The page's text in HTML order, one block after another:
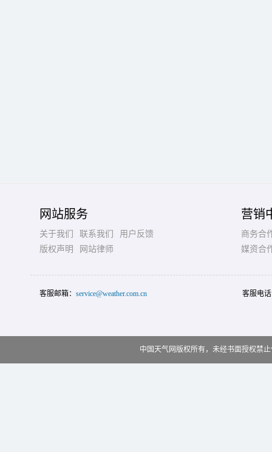
网站服务
关于我们 联系我们
用户反馈
版权声明
网站律师
营销
商务合
媒资合
客服邮箱： service@weather.com.cn 客服电
中国天气网版权所有，未经书面授权